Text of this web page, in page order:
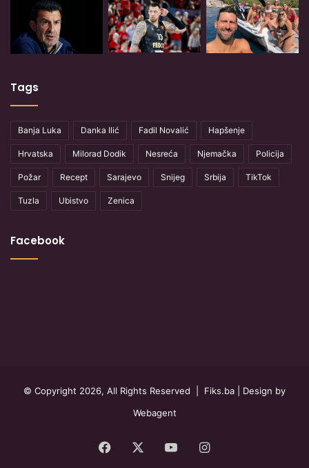
Tags
Banja Luka Danka Ilić Fadil Novalić Hapšenje
Hrvatska Milorad Dodik Nesreća Njemačka Policija
Požar Recept Sarajevo Snijeg Srbija TikTok
Tuzla Ubistvo Zenica
Facebook
© Copyright 2026, All Rights Reserved | Fiks.ba | Design by
Webagent
Facebook YouTubeInstagram